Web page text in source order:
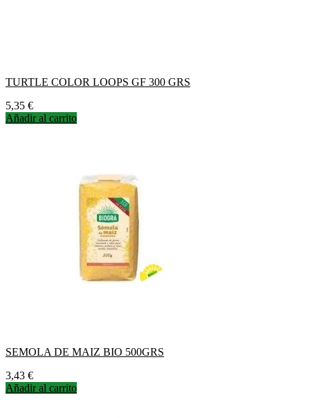
TURTLE COLOR LOOPS GF 300 GRS
Precio
5,35 €
Añadir al carrito
SEMOLA DE MAIZ BIO 500GRS
Precio
3,43 €
Añadir al carrito